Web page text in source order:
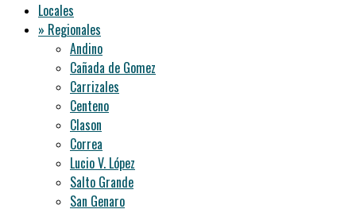
Locales
» Regionales
Andino
Cañada de Gomez
Carrizales
Centeno
Clason
Correa
Lucio V. López
Salto Grande
San Genaro